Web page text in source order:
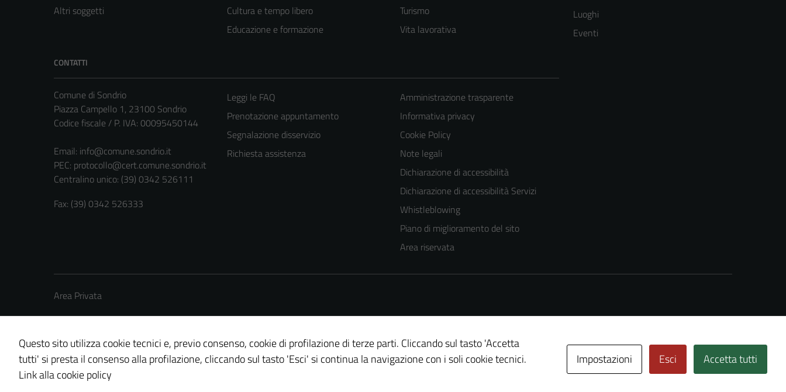
Altri soggetti
Cultura e tempo libero
Educazione e formazione
Turismo
Vita lavorativa
Luoghi
Eventi
CONTATTI
Comune di Sondrio
Piazza Campello 1, 23100 Sondrio
Codice fiscale / P. IVA: 00095450144
Email: info@comune.sondrio.it
PEC: protocollo@cert.comune.sondrio.it
Centralino unico: (39) 0342 526111
Fax: (39) 0342 526333
Leggi le FAQ
Prenotazione appuntamento
Segnalazione disservizio
Richiesta assistenza
Amministrazione trasparente
Informativa privacy
Cookie Policy
Note legali
Dichiarazione di accessibilità
Dichiarazione di accessibilità Servizi
Whistleblowing
Piano di miglioramento del sito
Area riservata
Area Privata
Credits: © Technical Design s.r.l.
Questo sito utilizza cookie tecnici e, previo consenso, cookie di profilazione di terze parti. Cliccando sul tasto 'Accetta
tutti' si presta il consenso alla profilazione, cliccando sul tasto 'Esci' si continua la navigazione con i soli cookie tecnici.
Link alla cookie policy
Impostazioni Esci Accetta tutti
Tecnici